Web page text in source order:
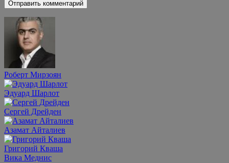
Роберт Мирзоян
Эдуард Шарлот
Сергей Дрейден
Азамат Айталиев
Григорий Кваша
Вика Меднис